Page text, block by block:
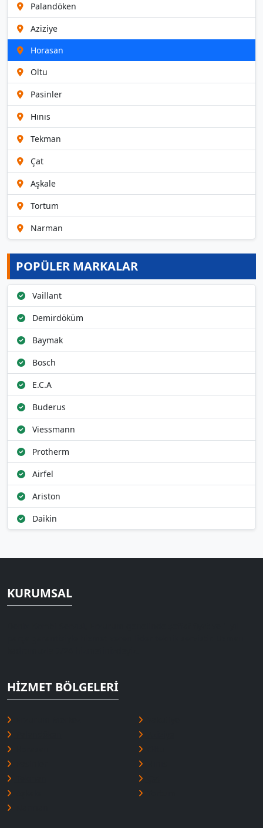
Palandöken
Aziziye
Horasan
Oltu
Pasinler
Hınıs
Tekman
Çat
Aşkale
Tortum
Narman
POPÜLER MARKALAR
Vaillant
Demirdöküm
Baymak
Bosch
E.C.A
Buderus
Viessmann
Protherm
Airfel
Ariston
Daikin
KURUMSAL
HIZMET BÖLGELERI